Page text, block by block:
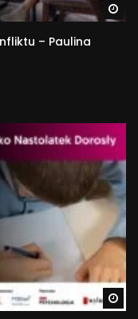
– Paulina